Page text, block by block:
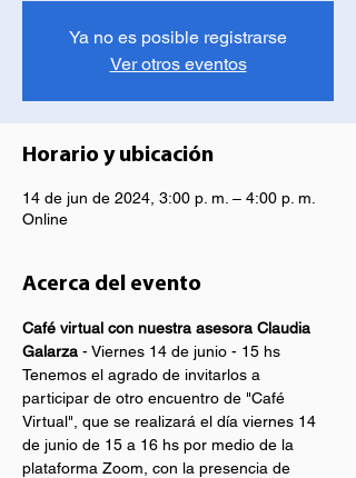
Ya no es posible registrarse
Ver otros eventos
Horario y ubicación
14 de jun de 2024, 3:00 p. m. – 4:00 p. m.
Online
Acerca del evento
Café virtual con nuestra asesora Claudia
Galarza - Viernes 14 de junio - 15 hs
Tenemos el agrado de invitarlos a
participar de otro encuentro de "Café
Virtual", que se realizará el día viernes 14
de junio de 15 a 16 hs por medio de la
plataforma Zoom, con la presencia de